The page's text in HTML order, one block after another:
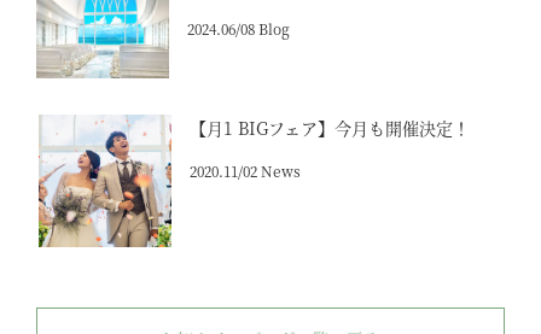
2024.06/08 Blog
【月1 BIGフェア】今月も開催決定！
2020.11/02 News